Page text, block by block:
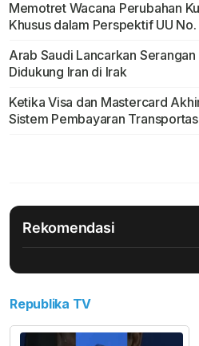
Memotret Wacana Perubahan
Khusus dalam Perspektif UU
Arab Saudi Lancarkan
Didukung Iran di Irak
Ketika Visa dan Mastercard
Sistem Pembayaran
Rekomendasi
Republika TV